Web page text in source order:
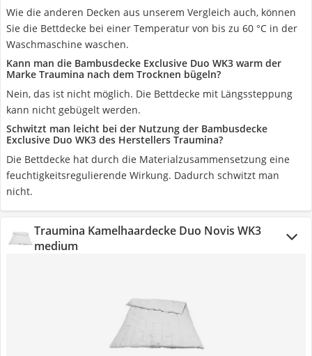
Wie die anderen Decken aus unserem Vergleich auch, können
Sie die Bettdecke bei einer Temperatur von bis zu 60 °C in der
Waschmaschine waschen.
Kann man die Bambusdecke Exclusive Duo WK3 warm der
Marke Traumina nach dem Trocknen bügeln?
Nein, das ist nicht möglich. Die Bettdecke mit Längssteppung
kann nicht gebügelt werden.
Schwitzt man leicht bei der Nutzung der Bambusdecke
Exclusive Duo WK3 des Herstellers Traumina?
Die Bettdecke hat durch die Materialzusammensetzung eine
feuchtigkeitsregulierende Wirkung. Dadurch schwitzt man
nicht.
Traumina Kamelhaardecke Duo Novis WK3
medium